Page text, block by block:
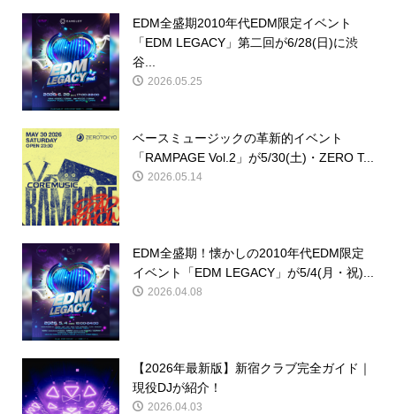
EDM全盛期2010年代EDM限定イベント
「EDM LEGACY」第二回が6/28(日)に渋
谷...
2026.05.25
ベースミュージックの革新的イベント
「RAMPAGE Vol.2」が5/30(土)・ZERO T...
2026.05.14
EDM全盛期！懐かしの2010年代EDM限定
イベント「EDM LEGACY」が5/4(月・祝)...
2026.04.08
【2026年最新版】新宿クラブ完全ガイド｜
現役DJが紹介！
2026.04.03